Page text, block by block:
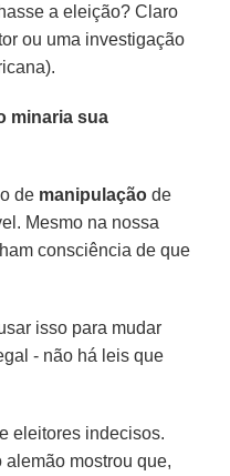
a eleição? Claro
ou uma investigação
minaria sua
de manipulação de
Mesmo na nossa
consciência de que
isso para mudar
- não há leis que
eleitores indecisos.
mostrou que,